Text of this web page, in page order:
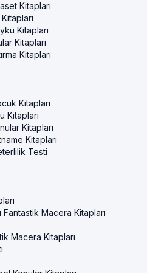
Kitapları
Kitapları
Kitapları
Kitapları
Kitapları
Kitapları
Kitapları
Kitapları
Testi
Fantastik Macera Kitapları
Macera Kitapları